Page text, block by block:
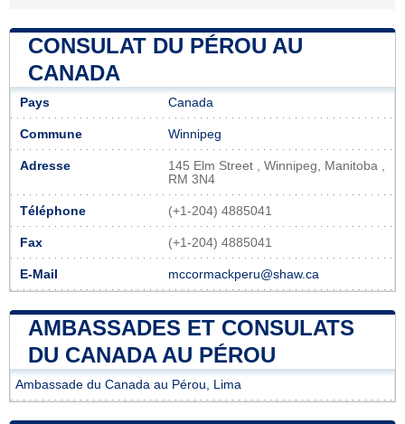
CONSULAT DU PÉROU AU
CANADA
Pays Canada
Commune Winnipeg
Adresse
145 Elm Street , Winnipeg, Manitoba ,
RM 3N4
Téléphone (+1-204) 4885041
Fax (+1-204) 4885041
E-Mail mccormackperu@shaw.ca
AMBASSADES ET CONSULATS
DU CANADA AU PÉROU
Ambassade du Canada au Pérou, Lima